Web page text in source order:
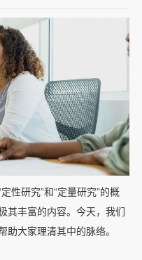
性研究”和“定量研究”的概
其丰富的内容。今天，我们
助大家理清其中的脉络。